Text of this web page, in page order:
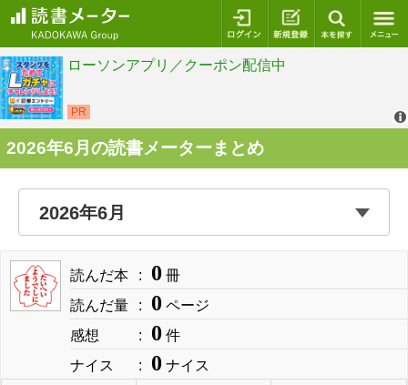
ログイン 新規登録
2026年6月の読書メーターまとめ
読んだ本 0 冊
読んだ量
0 ページ
感想
0 件
ナイス
0 ナイス